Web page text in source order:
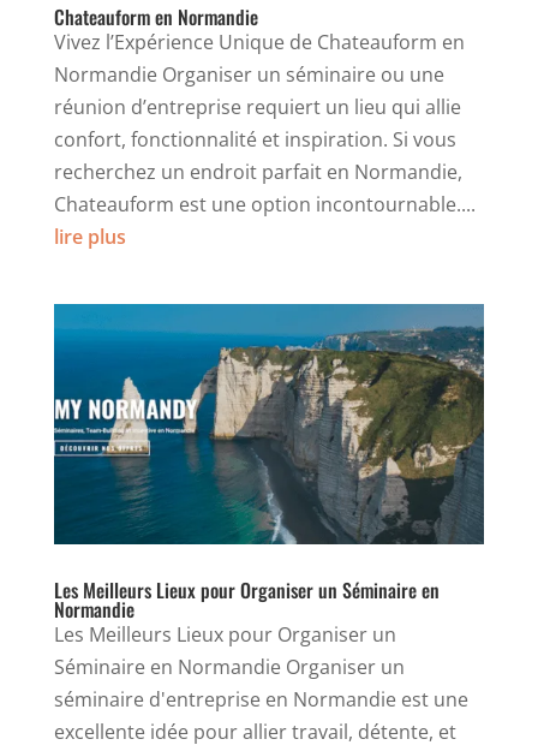
Chateauform en Normandie
Vivez l’Expérience Unique de Chateauform en
Normandie Organiser un séminaire ou une
réunion d’entreprise requiert un lieu qui allie
confort, fonctionnalité et inspiration. Si vous
recherchez un endroit parfait en Normandie,
Chateauform est une option incontournable....
lire plus
Les Meilleurs Lieux pour Organiser un Séminaire en
Normandie
Les Meilleurs Lieux pour Organiser un
Séminaire en Normandie Organiser un
séminaire d'entreprise en Normandie est une
excellente idée pour allier travail, détente, et